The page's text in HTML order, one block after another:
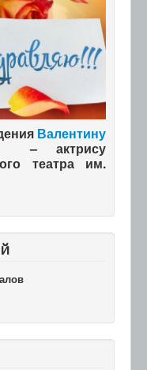
Валентину
– актрису
театра им.